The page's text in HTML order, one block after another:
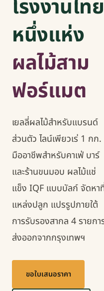
โรงงานไทย
หนึ่งแห่ง
ผลไม้สาม
ฟอร์แมต
เยลลี่ผลไม้สำหรับแบรนด์
ส่วนตัว ไลน์เพียวเร่ 1 กก.
มืออาชีพสำหรับคาเฟ่ บาร์
และร้านขนมอบ ผลไม้แช่
แข็ง IQF แบบบัลก์ จัดหา
แหล่งปลูก แปรรูปภายใต้
การรับรองสากล 4 รายกา
ส่งออกจากกรุงเทพฯ
ขอใบเสนอราคา